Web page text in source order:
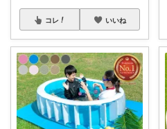
コレ いいね